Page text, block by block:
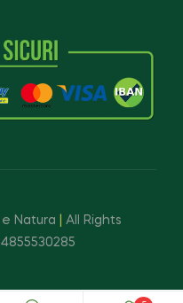
Natura
All Rights